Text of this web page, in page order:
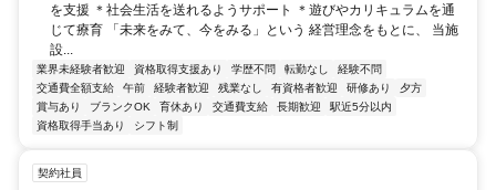
を支援 ＊社会生活を送れるようサポート ＊遊びやカリキュラムを通
じて療育 「未来をみて、今をみる」という 経営理念をもとに、 当施
設...
業界未経験者歓迎 資格取得支援あり 学歴不問 転勤なし
経験不問
交通費全額支給
午前 経験者歓迎 残業なし 有資格者歓迎 研修あり
夕方
賞与あり
ブランクOK 育休あり 交通費支給 長期歓迎
駅近5分以内
資格取得手当あり
シフト制
契約社員